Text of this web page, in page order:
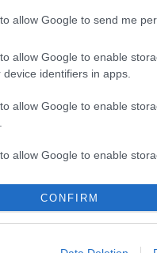
allow Google to send me
allow Google to enable
device identifiers in apps.
allow Google to enable
allow Google to enable
to allow Google to enable
functionality and fraud
CONFIRM
(KONCERTVIDEÓ)
hanem egy másik magyar